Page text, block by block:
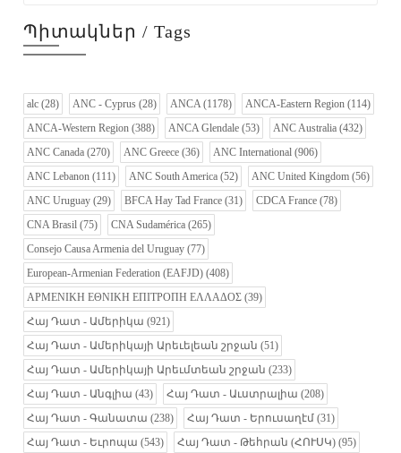
Պիտակներ / Tags
alc (28) ANC - Cyprus (28) ANCA(1178) ANCA-Eastern Region (114)
ANCA-Western Region (388) ANCA Glendale (53) ANC Australia (432)
ANC Canada (270) ANC Greece (36) ANC International (906)
ANC Lebanon (111) ANC South America (52) ANC United Kingdom (56)
ANC Uruguay (29) BFCA Hay Tad France (31) CDCA France (78)
CNA Brasil (75) CNA Sudamérica (265)
Consejo Causa Armenia del Uruguay (77)
European-Armenian Federation (EAFJD) (408)
ΑΡΜΕΝΙΚΗ ΕΘΝΙΚΗ ΕΠΙΤΡΟΠΗ ΕΛΛΑΔΟΣ (39)
Հայ Դատ - Ամերիկա (921)
Հայ Դատ - Ամերիկայի Արեւելեան շրջան (51)
Հայ Դատ - Ամերիկայի Արեւմտեան շրջան (233)
Հայ Դատ - Անգլիա (43) Հայ Դատ - Աւստրալիա (208)
Հայ Դատ - Գանատա (238) Հայ Դատ - Երուսաղէմ (31)
Հայ Դատ - Եւրոպա (543) Հայ Դատ - Թեհրան (ՀՈՒՍԿ) (95)